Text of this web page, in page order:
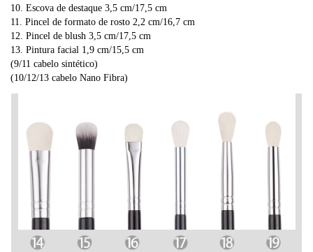
10. Escova de destaque 3,5 cm/17,5 cm
11. Pincel de formato de rosto 2,2 cm/16,7 cm
12. Pincel de blush 3,5 cm/17,5 cm
13. Pintura facial 1,9 cm/15,5 cm
(9/11 cabelo sintético)
(10/12/13 cabelo Nano Fibra)